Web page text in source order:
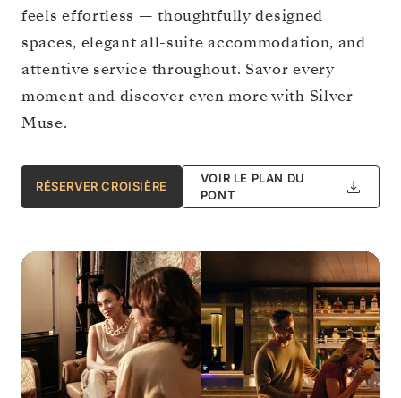
feels effortless — thoughtfully designed
spaces, elegant all-suite accommodation, and
attentive service throughout. Savor every
moment and discover even more with Silver
Muse.
RÉSERVER CROISIÈRE
VOIR LE PLAN DU
PONT